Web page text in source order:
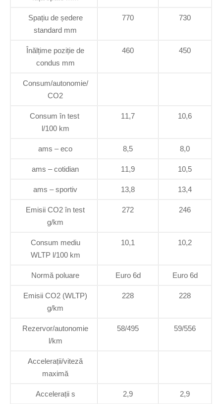
Spațiu de ședere
standard mm
770 730
Înălțime poziție de
condus mm
460 450
Consum/autonomie/
CO2
Consum în test
l/100 km
11,7 10,6
ams – eco 8,5 8,0
ams – cotidian 11,9 10,5
ams – sportiv 13,8 13,4
Emisii CO2 în test
g/km
272 246
Consum mediu
WLTP l/100 km
10,1 10,2
Normă poluare Euro 6d Euro 6d
Emisii CO2 (WLTP)
g/km
228 228
Rezervor/autonomie
l/km
58/495 59/556
Accelerații/viteză
maximă
Accelerații s 2,9 2,9